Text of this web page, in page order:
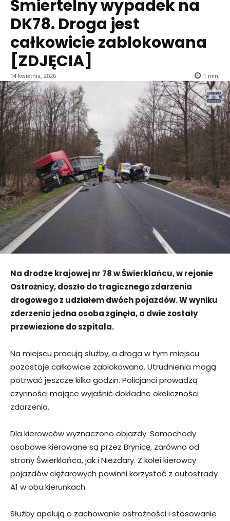
Śmiertelny wypadek na
DK78. Droga jest
całkowicie zablokowana
[ZDJĘCIA]
14 kwietnia, 2026 1 min.
Na drodze krajowej nr 78 w Świerklańcu, w rejonie
Ostrożnicy, doszło do tragicznego zdarzenia
drogowego z udziałem dwóch pojazdów. W wyniku
zderzenia jedna osoba zginęła, a dwie zostały
przewiezione do szpitala.
Na miejscu pracują służby, a droga w tym miejscu
pozostaje całkowicie zablokowana. Utrudnienia mogą
potrwać jeszcze kilka godzin. Policjanci prowadzą
czynności mające wyjaśnić dokładne okoliczności
zdarzenia.
Dla kierowców wyznaczono objazdy. Samochody
osobowe kierowane są przez Brynicę, zarówno od
strony Świerklańca, jak i Niezdary. Z kolei kierowcy
pojazdów ciężarowych powinni korzystać z autostrady
A1 w obu kierunkach.
Służby apelują o zachowanie ostrożności i stosowanie